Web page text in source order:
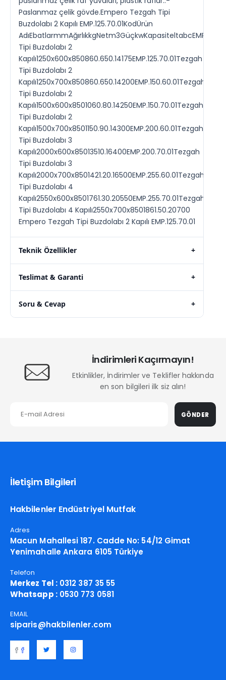
Paslanmaz çelik gövde.Empero Tezgah Tipi
Buzdolabı 2 Kapılı EMP.125.70.01KodÜrün
Tipi Buzdolabı 2
Kapılı1250x600x850860.650.14175EMP.125.70.01Tezgah
Tipi Buzdolabı 2
Kapılı1250x700x850860.650.14200EMP.150.60.01Tezgah
Tipi Buzdolabı 2
Kapılı1500x600x8501060.80.14250EMP.150.70.01Tezgah
Tipi Buzdolabı 2
Kapılı1500x700x8501150.90.14300EMP.200.60.01Tezgah
Tipi Buzdolabı 3
Kapılı2000x600x85013510.16400EMP.200.70.01Tezgah
Tipi Buzdolabı 3
Kapılı2000x700x8501421.20.16500EMP.255.60.01Tezgah
Tipi Buzdolabı 4
Kapılı2550x600x8501761.30.20550EMP.255.70.01Tezgah
Tipi Buzdolabı 4 Kapılı2550x700x8501861.50.20700
Empero Tezgah Tipi Buzdolabı 2 Kapılı EMP.125.70.01
Teknik Özellikler +
Teslimat & Garanti +
Soru & Cevap +
İndirimleri Kaçırmayın!
Etkinlikler, İndirimler ve Teklifler hakkında
en son bilgileri ilk siz alın!
GÖNDER
İletişim Bilgileri
Hakbilenler Endüstriyel Mutfak
Adres
Macun Mahallesi 187. Cadde No: 54/12 Gimat
Yenimahalle Ankara 6105 Türkiye
Telefon
Merkez Tel :0312 387 35 55
Whatsapp :0530 773 0581
EMAIL
siparis@hakbilenler.com